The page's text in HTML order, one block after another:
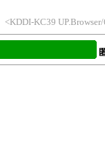
<KDDI-KC39